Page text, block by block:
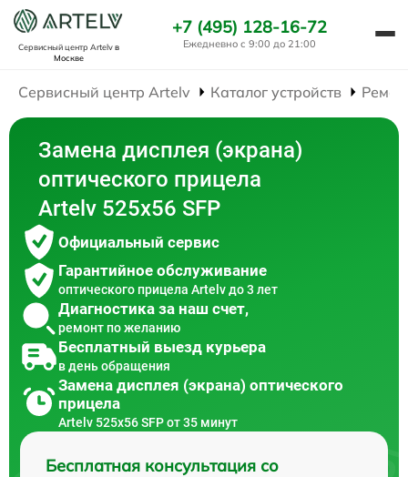
Сервисный центр Artelvв
Москве
+7 (495) 128-16-72
Ежедневно с 9:00 до 21:00
Сервисный центр Artelv Каталог устройств
Замена дисплея (экрана)
оптического прицела
Artelv 525x56 SFP
Официальный сервис
Гарантийное обслуживание
оптического прицела Artelv до 3 лет
Диагностика за наш счет,
ремонт по желанию
Бесплатный выезд курьера
в день обращения
Замена дисплея (экрана) оптического
прицела
Artelv 525x56 SFP от 35 минут
Бесплатная консультация со